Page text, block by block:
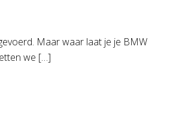
Maar waar laat je je BMW
we […]